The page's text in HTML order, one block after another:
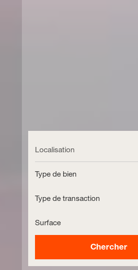
Type de bien
Type de transaction
Surface
Chercher